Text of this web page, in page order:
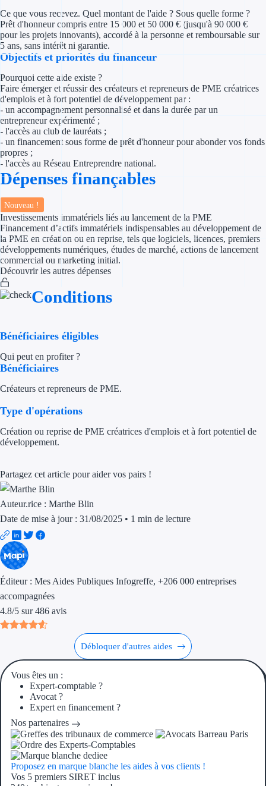
Réduction des
Aides Fiscales et
Exonération
Prêt
Prêt
Aides
Simulateur d'éligibilité
Régions de A à H
Aides Région
Aides Région
Ce que vous recevez. Quel montant de l'aide ? Sous quelle forme ?
Prêt d'honneur compris entre 15 000 et 50 000 € (jusqu'à 90 000 €
pour les projets innovants), accordé à la personne et remboursable sur
5 ans, sans intérêt ni garantie.
Objectifs et priorités du financeur
Pourquoi cette aide existe ?
Faire émerger et réussir des créateurs et repreneurs de PME créatrices
d'emplois et à fort potentiel de développement par :
- un accompagnement personnalisé et dans la durée par un
entrepreneur expérimenté ;
- l'accès au club de lauréats ;
- un financement sous forme de prêt d'honneur pour abonder vos fonds
propres ;
- l'accès au Réseau Entreprendre national.
Dépenses finançables
Nouveau !
Investissements immatériels liés au lancement de la PME
Financement d’actifs immatériels indispensables au développement de
la PME en création ou en reprise, tels que logiciels, licences, premiers
développements numériques, études de marché, actions de lancement
commercial ou marketing initial.
Découvrir les autres dépenses
Conditions
Bénéficiaires éligibles
Qui peut en profiter ?
Bénéficiaires
Créateurs et repreneurs de PME.
Type d'opérations
Création ou reprise de PME créatrices d'emplois et à fort potentiel de
développement.
Partagez cet article pour aider vos pairs !
Auteur.rice : Marthe Blin
Date de mise à jour : 31/08/2025 • 1 min de lecture
Éditeur : Mes Aides Publiques Infogreffe, +206 000 entreprises
accompagnées
4.8/5 sur 486 avis
Débloquer d'autres aides
Vous êtes un :
Expert-comptable ?
Avocat ?
Expert en financement ?
Nos partenaires
Proposez en marque blanche les aides à vos clients !
Vos 5 premiers SIRET inclus